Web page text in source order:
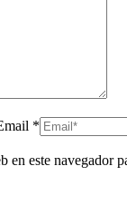
*
este navegador